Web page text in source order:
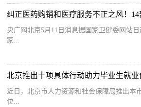
央广网北京5月11日消息据国家卫健委网站
家...
北京推出十项具体行动助力毕业生就业
近日，北京市人力资源和社会保障局推出本
位...